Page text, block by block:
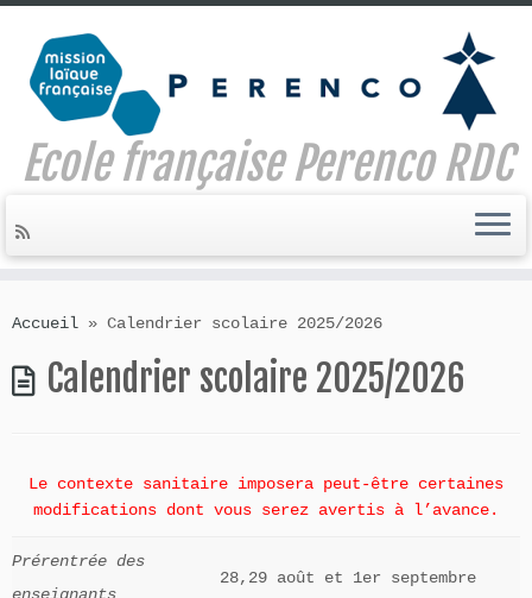
to
Ecole française Perenco RDC
Accueil » Calendrier scolaire 2025/2026
Calendrier scolaire 2025/2026
Le contexte sanitaire imposera peut-être certaines
modifications dont vous serez avertis à l’avance.
Prérentrée des
28,29 août et 1er septembre